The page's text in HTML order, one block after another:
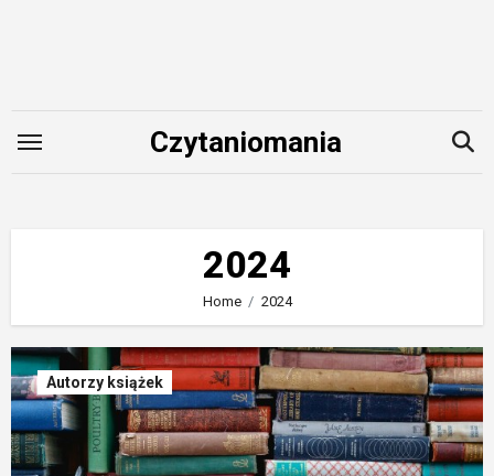
Czytaniomania
2024
Home 2024
Autorzy książek